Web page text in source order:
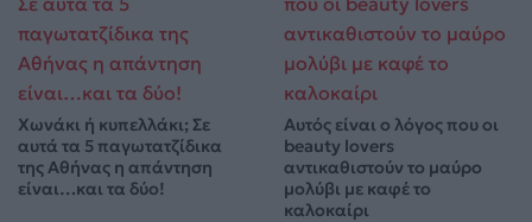
Χωνάκι ή κυπελλάκι; Σε
αυτά τα 5 παγωτατζίδικα
της Αθήνας η απάντηση
είναι…και τα δύο!
Αυτός είναι ο λόγος που οι
beauty lovers
αντικαθιστούν το μαύρο
μολύβι με καφέ το
καλοκαίρι